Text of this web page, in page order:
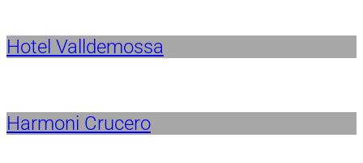
Hotel Valldemossa
Harmoni Crucero